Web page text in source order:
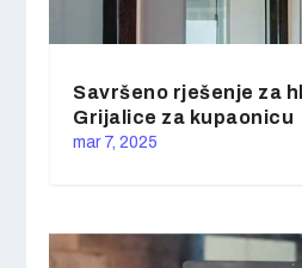
Savršeno rješenje za
Grijalice za kupaonicu
mar 7, 2025